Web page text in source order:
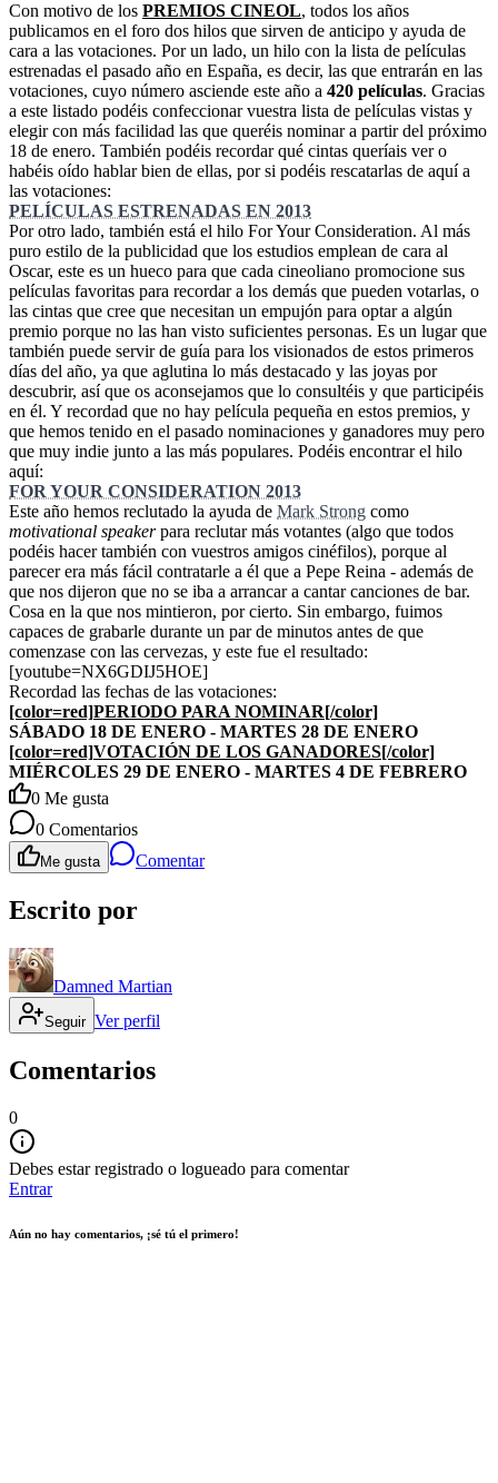
Con motivo de los PREMIOS CINEOL, todos los años
publicamos en el foro dos hilos que sirven de anticipo y ayuda de
cara a las votaciones. Por un lado, un hilo con la lista de películas
estrenadas el pasado año en España, es decir, las que entrarán en las
votaciones, cuyo número asciende este año a 420 películas. Gracias
a este listado podéis confeccionar vuestra lista de películas vistas y
elegir con más facilidad las que queréis nominar a partir del próximo
18 de enero. También podéis recordar qué cintas queríais ver o
habéis oído hablar bien de ellas, por si podéis rescatarlas de aquí a
las votaciones:
PELÍCULAS ESTRENADAS EN 2013
Por otro lado, también está el hilo For Your Consideration. Al más
puro estilo de la publicidad que los estudios emplean de cara al
Oscar, este es un hueco para que cada cineoliano promocione sus
películas favoritas para recordar a los demás que pueden votarlas, o
las cintas que cree que necesitan un empujón para optar a algún
premio porque no las han visto suficientes personas. Es un lugar que
también puede servir de guía para los visionados de estos primeros
días del año, ya que aglutina lo más destacado y las joyas por
descubrir, así que os aconsejamos que lo consultéis y que participéis
en él. Y recordad que no hay película pequeña en estos premios, y
que hemos tenido en el pasado nominaciones y ganadores muy pero
que muy indie junto a las más populares. Podéis encontrar el hilo
aquí:
FOR YOUR CONSIDERATION 2013
Este año hemos reclutado la ayuda de Mark Strong como
motivational speakerpara reclutar más votantes (algo que todos
podéis hacer también con vuestros amigos cinéfilos), porque al
parecer era más fácil contratarle a él que a Pepe Reina - además de
que nos dijeron que no se iba a arrancar a cantar canciones de bar.
Cosa en la que nos mintieron, por cierto. Sin embargo, fuimos
capaces de grabarle durante un par de minutos antes de que
comenzase con las cervezas, y este fue el resultado:
[youtube=NX6GDIJ5HOE]
Recordad las fechas de las votaciones:
[color=red]PERIODO PARA NOMINAR[/color]
SÁBADO 18 DE ENERO - MARTES 28 DE ENERO
[color=red]VOTACIÓN DE LOS GANADORES[/color]
MIÉRCOLES 29 DE ENERO - MARTES 4 DE FEBRERO
0 Me gusta
0 Comentarios
Me gusta Comentar
Escrito por
Damned Martian
Seguir Ver perfil
Comentarios
0
Debes estar registrado o logueado para comentar
Entrar
Aún no hay comentarios, ¡sé tú el primero!